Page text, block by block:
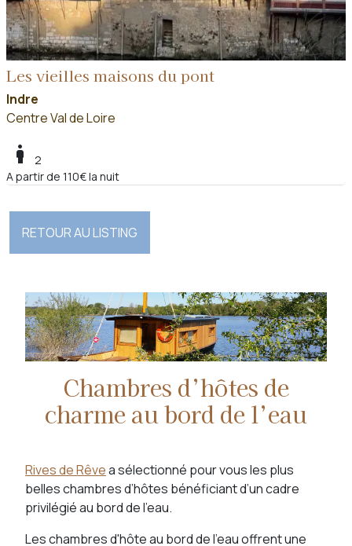
Chambres d’hôtes de
charme au bord de l’eau
Rives de Rêvea sélectionné pour vous les plus
belles chambres d’hôtes bénéficiant d’un cadre
privilégié au bord de l’eau.
Les chambres d'hôte au bord de l'eau offrent une
Les vieilles maisons du pont
Indre
Centre Val de Loire
boy
2
A partir de 110€ la nuit
RETOUR AU LISTING